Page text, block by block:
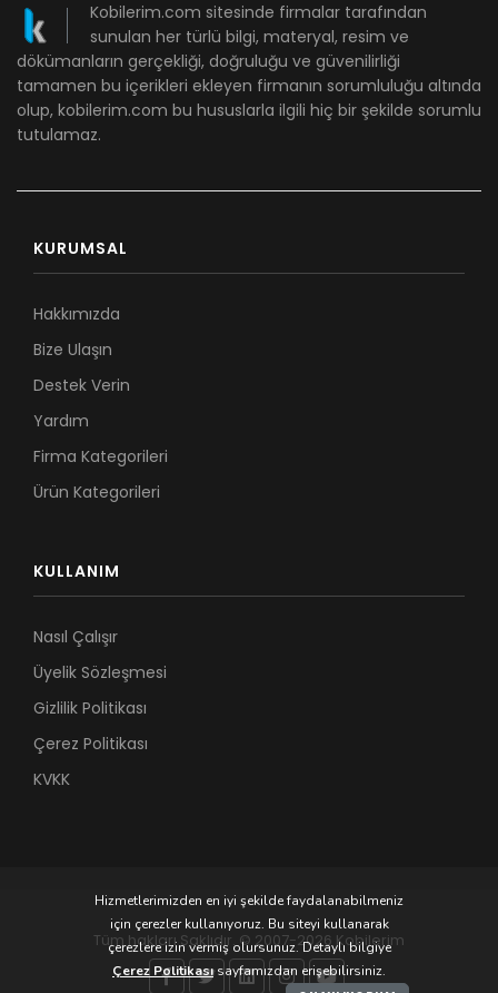
Kobilerim.com sitesinde firmalar tarafından
sunulan her türlü bilgi, materyal, resim ve
dökümanların gerçekliği, doğruluğu ve güvenilirliği
tamamen bu içerikleri ekleyen firmanın sorumluluğu altında
olup, kobilerim.com bu hususlarla ilgili hiç bir şekilde sorumlu
tutulamaz.
KURUMSAL
Hakkımızda
Bize Ulaşın
Destek Verin
Yardım
Firma Kategorileri
Ürün Kategorileri
KULLANIM
Nasıl Çalışır
Üyelik Sözleşmesi
Gizlilik Politikası
Çerez Politikası
KVKK
Tüm hakları Saklıdır. © 2007-2026 Kobilerim
Hizmetlerimizden en iyi şekilde faydalanabilmeniz
için çerezler kullanıyoruz. Bu siteyi kullanarak
çerezlere izin vermiş olursunuz. Detaylı bilgiye
Çerez Politikasısayfamızdan erişebilirsiniz.